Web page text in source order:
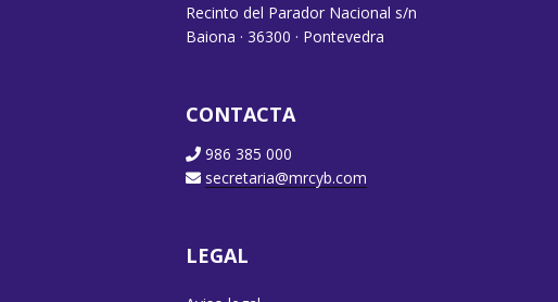
Recinto del Parador Nacional s/n
Baiona · 36300 · Pontevedra
CONTACTA
986 385 000
secretaria@mrcyb.com
LEGAL